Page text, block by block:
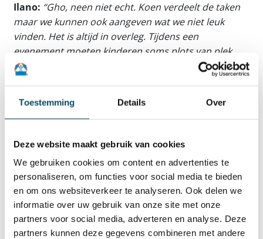
Toestemming Details Over
Deze website maakt gebruik van cookies
We gebruiken cookies om content en advertenties te
personaliseren, om functies voor social media te bieden
en om ons websiteverkeer te analyseren. Ook delen we
informatie over uw gebruik van onze site met onze
partners voor social media, adverteren en analyse. Deze
partners kunnen deze gegevens combineren met andere
Ilano: “Gho, neen niet echt. Koen verdeelt de taken
maar we kunnen ook aangeven wat we niet leuk
vinden. Het is altijd in overleg. Tijdens een
evenement moeten kinderen soms plots van plek
wisselen. Dat is dan wel wat moeilijk, maar dat heeft
Ik kan mij voorstellen dat dit alles ook veel
voorbereidend werk vergt. Vergaderen jullie
Koen:“We vergaderen soms, maar dat is niet
gemakkelijk door onze agenda’s. We zijn ook niet
altijd allemaal gelijktijdig op het domein. Dat is wel
een puzzel. Ik moet het nog voorleggen aan
Christophe (Geleyn), maar ik zou graag om de drie à
vier maanden een gesprek hebben met heel mijn